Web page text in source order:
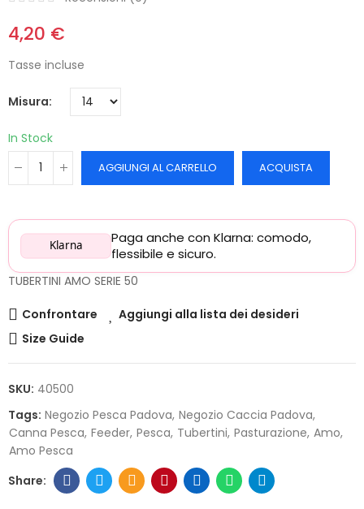
4,20 €
Tasse incluse
Misura
In Stock
AGGIUNGI AL CARRELLO ACQUISTA
Klarna
Paga anche con Klarna: comodo,
flessibile e sicuro.
TUBERTINI AMO SERIE 50
Confrontare
Aggiungi alla lista dei desideri
Size Guide
SKU: 40500
Tags: Negozio Pesca Padova Negozio Caccia Padova
Canna Pesca Feeder Pesca Tubertini Pasturazione Amo
Amo Pesca